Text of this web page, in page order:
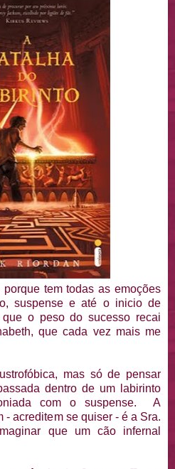
tem todas as emoções
suspense e até o inicio de
o peso do sucesso recai
que cada vez mais me
mas só de pensar
dentro de um labirinto
com o suspense. A
- acreditem se quiser - é a Sra.
que um cão infernal